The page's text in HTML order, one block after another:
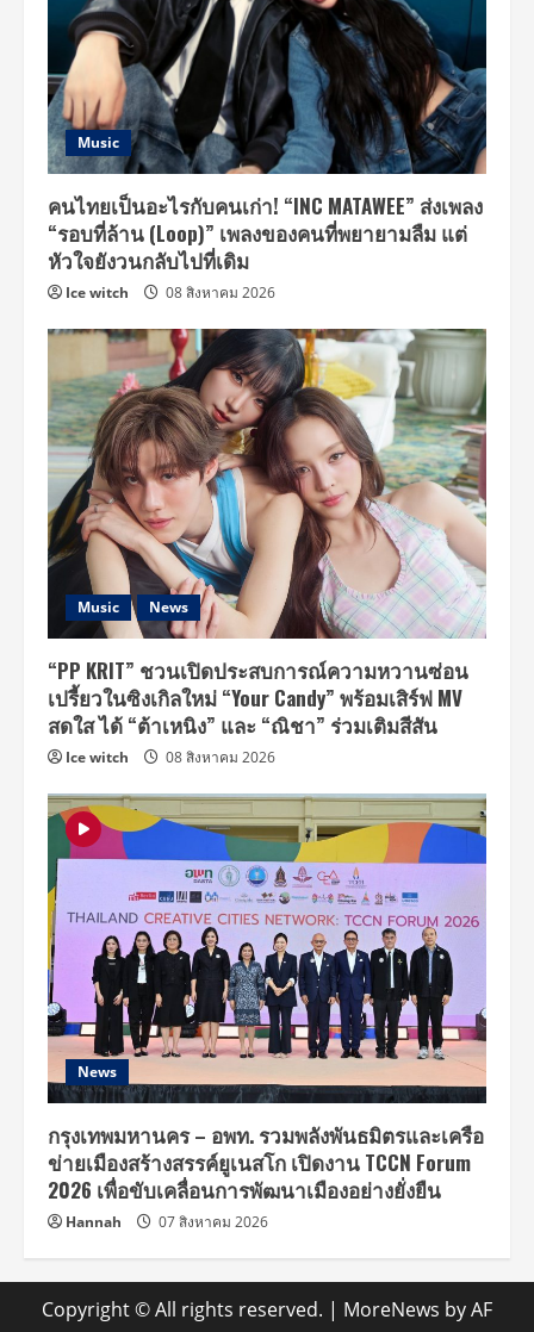
Music
คนไทยเป็นอะไรกับคนเก่า! “INC MATAWEE” ส่งเพลง
“รอบที่ล้าน (Loop)” เพลงของคนที่พยายามลืม แต่
หัวใจยังวนกลับไปที่เดิม
Ice witch 08 สิงหาคม 2026
Music News
“PP KRIT” ชวนเปิดประสบการณ์ความหวานซ่อน
เปรี้ยวในซิงเกิลใหม่ “Your Candy” พร้อมเสิร์ฟ MV
สดใส ได้ “ต้าเหนิง” และ “ณิชา” ร่วมเติมสีสัน
Ice witch 08 สิงหาคม 2026
News
กรุงเทพมหานคร – อพท. รวมพลังพันธมิตรและเครือ
ข่ายเมืองสร้างสรรค์ยูเนสโก เปิดงาน TCCN Forum
2026 เพื่อขับเคลื่อนการพัฒนาเมืองอย่างยั่งยืน
Hannah 07 สิงหาคม 2026
Copyright © All rights reserved. | MoreNews by AF